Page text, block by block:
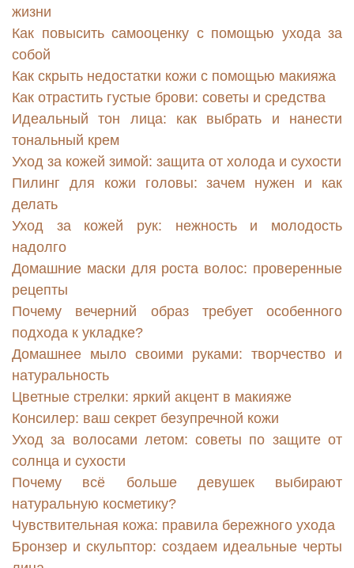
жизни
Как повысить самооценку с помощью ухода за
собой
Как скрыть недостатки кожи с помощью макияжа
Как отрастить густые брови: советы и средства
Идеальный тон лица: как выбрать и нанести
тональный крем
Уход за кожей зимой: защита от холода и сухости
Пилинг для кожи головы: зачем нужен и как
делать
Уход за кожей рук: нежность и молодость
надолго
Домашние маски для роста волос: проверенные
рецепты
Почему вечерний образ требует особенного
подхода к укладке?
Домашнее мыло своими руками: творчество и
натуральность
Цветные стрелки: яркий акцент в макияже
Консилер: ваш секрет безупречной кожи
Уход за волосами летом: советы по защите от
солнца и сухости
Почему всё больше девушек выбирают
натуральную косметику?
Чувствительная кожа: правила бережного ухода
Бронзер и скульптор: создаем идеальные черты